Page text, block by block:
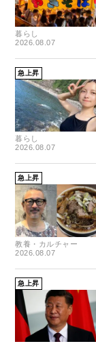
暮らし
2026.08.07
急上昇
暮らし
2026.08.07
急上昇
教養・カルチャー
2026.08.07
急上昇